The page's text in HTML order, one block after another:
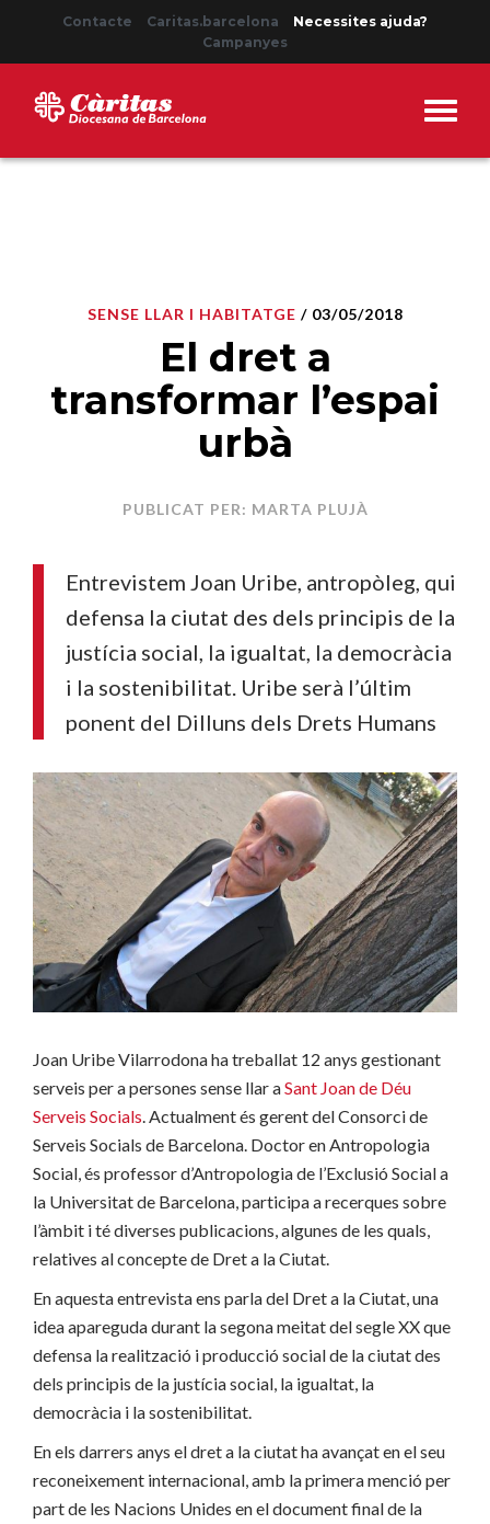
Contacte Caritas.barcelona
Necessites ajuda?
Campanyes
SENSE LLAR I HABITATGE / 03/05/2018
El dret a
transformar l’espai
urbà
PUBLICAT PER: MARTA PLUJÀ
Entrevistem Joan Uribe, antropòleg, qui
defensa la ciutat des dels principis de la
justícia social, la igualtat, la democràcia
i la sostenibilitat. Uribe serà l’últim
ponent del Dilluns dels Drets Humans
Joan Uribe Vilarrodona ha treballat 12 anys gestionant
serveis per a persones sense llar aSant Joan de Déu
Serveis Socials . Actualment és gerent del Consorci de
Serveis Socials de Barcelona. Doctor en Antropologia
Social, és professor d’Antropologia de l’Exclusió Social a
la Universitat de Barcelona, participa a recerques sobre
l’àmbit i té diverses publicacions, algunes de les quals,
relatives al concepte de Dret a la Ciutat.
En aquesta entrevista ens parla del Dret a la Ciutat, una
idea apareguda durant la segona meitat del segle XX que
defensa la realització i producció social de la ciutat des
dels principis de la justícia social, la igualtat, la
democràcia i la sostenibilitat.
En els darrers anys el dret a la ciutat ha avançat en el seu
reconeixement internacional, amb la primera menció per
part de les Nacions Unides en el document final de la